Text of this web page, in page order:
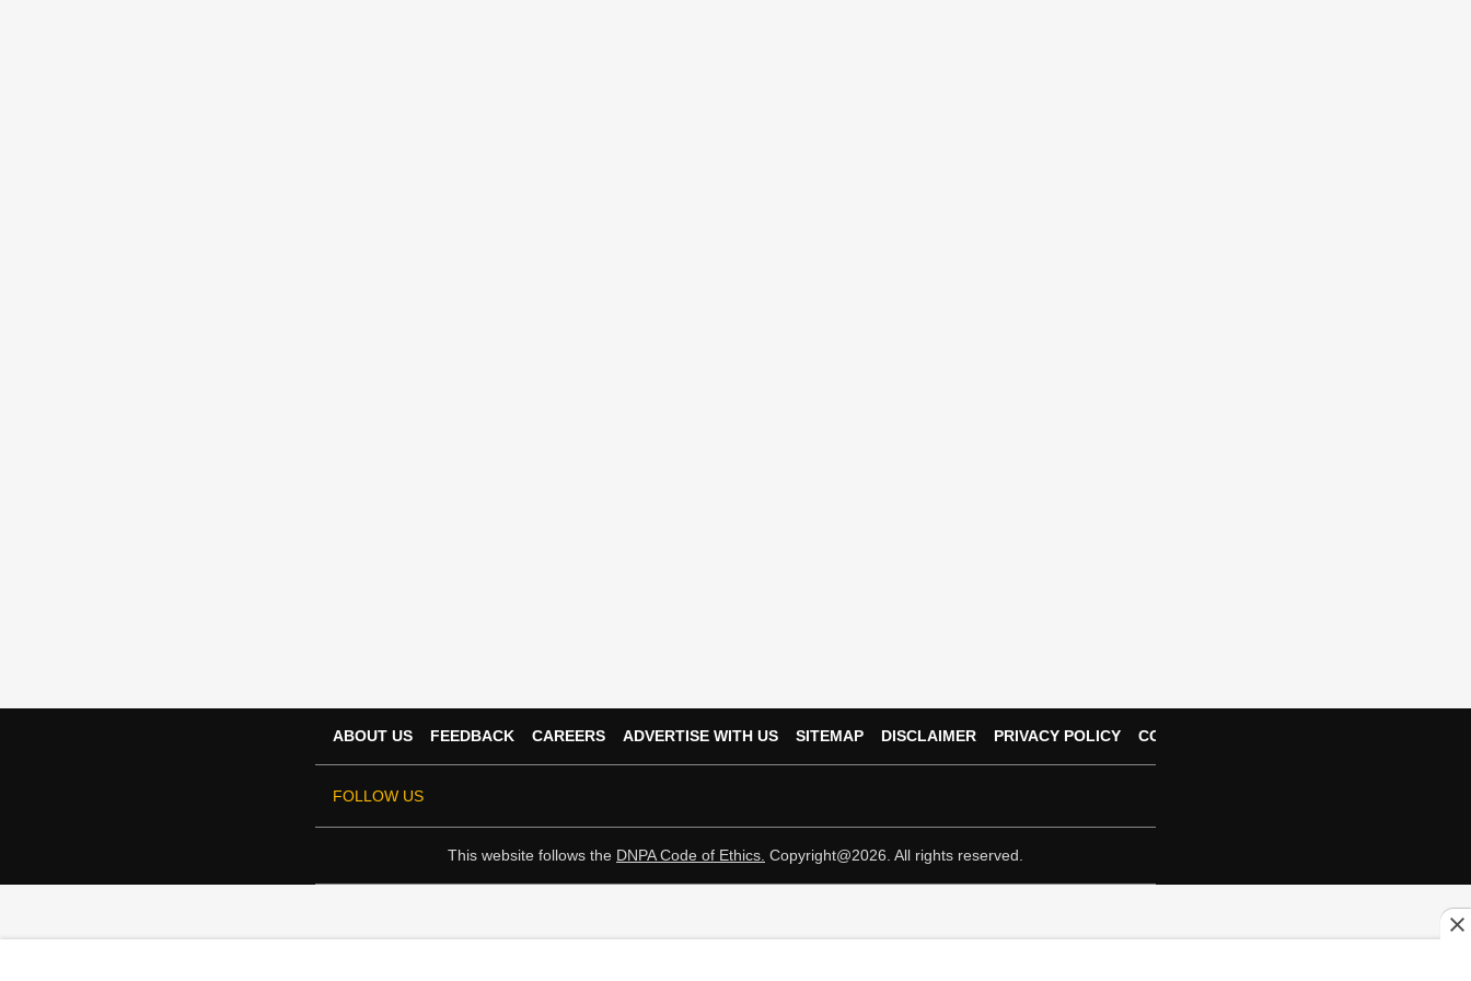
ABOUT US FEEDBACK CAREERS ADVERTISE WITH US SITEMAP DISCLAIMER PRIVACY POLICY CONTACT US
FOLLOW US
This website follows the DNPA Code of Ethics. Copyright@2026. All rights reserved.